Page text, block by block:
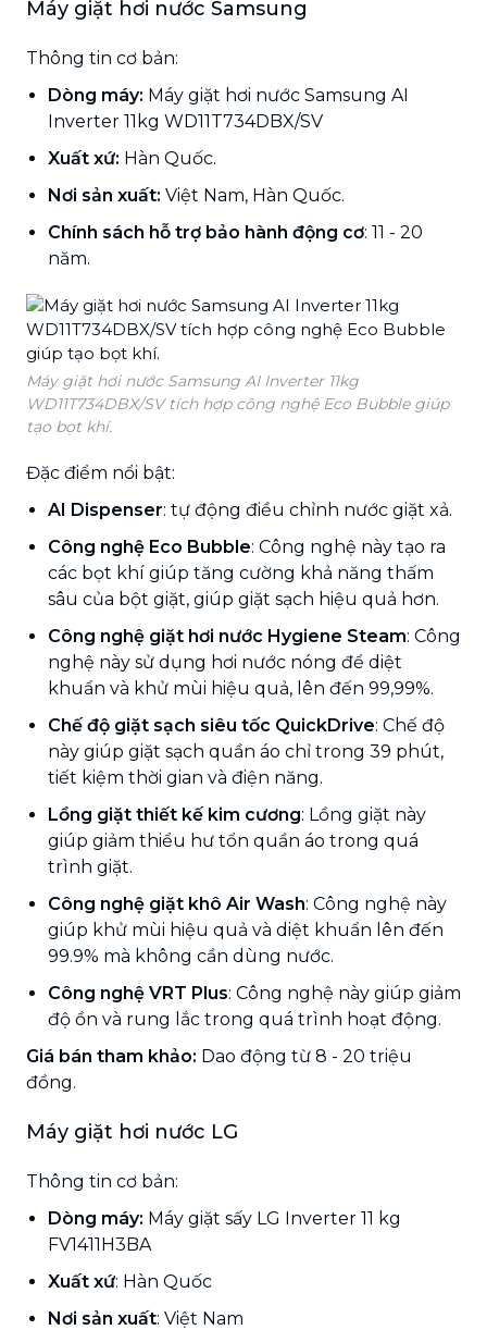
Máy giặt hơi nước Samsung
Thông tin cơ bản:
Dòng máy: Máy giặt hơi nước Samsung AI
Inverter 11kg WD11T734DBX/SV
Xuất xứ: Hàn Quốc.
Nơi sản xuất: Việt Nam, Hàn Quốc.
Chính sách hỗ trợ bảo hành động cơ: 11 - 20
năm.
Máy giặt hơi nước Samsung AI Inverter 11kg
WD11T734DBX/SV tích hợp công nghệ Eco Bubble giúp
tạo bọt khí.
Đặc điểm nổi bật:
AI Dispenser: tự động điều chỉnh nước giặt xả.
Công nghệ Eco Bubble: Công nghệ này tạo ra
các bọt khí giúp tăng cường khả năng thấm
sâu của bột giặt, giúp giặt sạch hiệu quả hơn.
Công nghệ giặt hơi nước Hygiene Steam: Công
nghệ này sử dụng hơi nước nóng để diệt
khuẩn và khử mùi hiệu quả, lên đến 99,99%.
Chế độ giặt sạch siêu tốc QuickDrive: Chế độ
này giúp giặt sạch quần áo chỉ trong 39 phút,
tiết kiệm thời gian và điện năng.
Lồng giặt thiết kế kim cương: Lồng giặt này
giúp giảm thiểu hư tổn quần áo trong quá
trình giặt.
Công nghệ giặt khô Air Wash: Công nghệ này
giúp khử mùi hiệu quả và diệt khuẩn lên đến
99.9% mà không cần dùng nước.
Công nghệ VRT Plus: Công nghệ này giúp giảm
độ ồn và rung lắc trong quá trình hoạt động.
Giá bán tham khảo: Dao động từ 8 - 20 triệu
đồng.
Máy giặt hơi nước LG
Thông tin cơ bản:
Dòng máy: Máy giặt sấy LG Inverter 11 kg
FV1411H3BA
Xuất xứ: Hàn Quốc
Nơi sản xuất: Việt Nam